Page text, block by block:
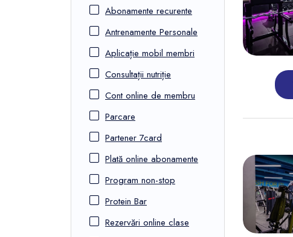
Abonamente recurente
Antrenamente Personale
Aplicație mobil membri
Consultații nutriție
Cont online de membru
Parcare
Partener 7card
Plată online abonamente
Program non-stop
Protein Bar
Rezervări online clase